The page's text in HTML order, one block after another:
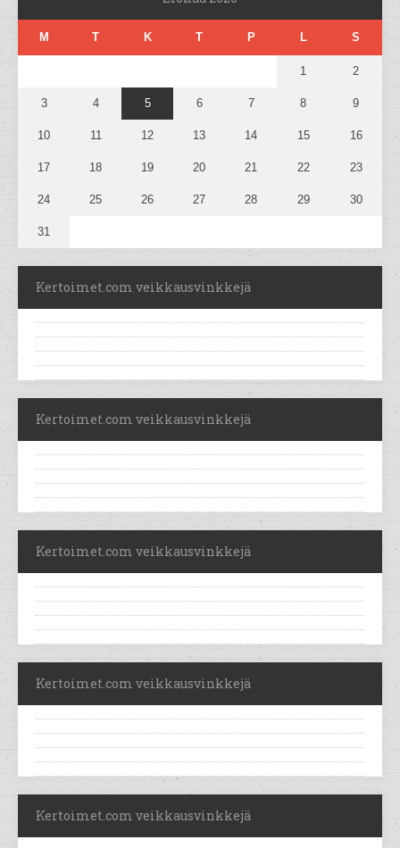
M T K T P L S
1 2
3 4 5 6 7 8 9
10 11 12 13 14 15 16
17 18 19 20 21 22 23
24 25 26 27 28 29 30
31
Kertoimet.com veikkausvinkkejä
Kertoimet.com veikkausvinkkejä
Kertoimet.com veikkausvinkkejä
Kertoimet.com veikkausvinkkejä
Kertoimet.com veikkausvinkkejä